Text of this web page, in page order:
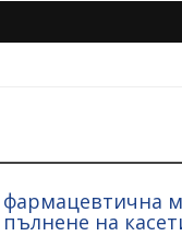
фармацевтична
пълнене на